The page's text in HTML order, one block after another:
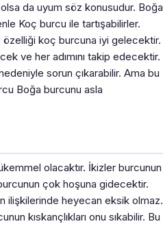
da uyum söz konusudur. Boğa
Koç burcu ile tartışabilirler.
özelliği koç burcuna iyi gelecektir.
ve her adımını takip edecektir.
sorun çıkarabilir. Ama bu
Boğa burcunu asla
olacaktır. İkizler burcunun
çok hoşuna gidecektir.
ilişkilerinde heyecan eksik olmaz.
kıskançlıkları onu sıkabilir. Bu